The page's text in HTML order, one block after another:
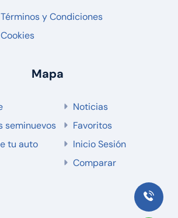
Términos y Condiciones
Cookies
Mapa
seminuevos
tu auto
Noticias
Favoritos
Inicio Sesión
Comparar